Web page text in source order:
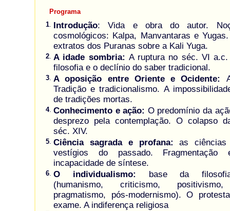
Programa
1. Introdução: Vida e obra do autor.
cosmológicos: Kalpa, Manvantaras e
extratos dos Puranas sobre a Kali Yuga.
2. A idade sombria: A ruptura no séc. VI
filosofia e o declínio do saber tradicional.
3. A oposição entre Oriente e Ocidente:
Tradição e tradicionalismo. A
de tradições mortas.
4. Conhecimento e ação: O predomínio da
desprezo pela contemplação. O colapso
séc. XIV.
5. Ciência sagrada e profana: as ciências
vestígios do passado. Fragmentação
incapacidade de síntese.
6. O individualismo: base da filosofia
(humanismo, criticismo, positivismo,
pragmatismo, pós-modernismo). O
exame. A indiferença religiosa